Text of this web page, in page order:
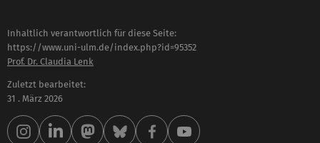
Inhaltlich verantwortlich für diese Seite:
https://www.uni-ulm.de/index.php?id=95352
Prof. Dr. Claudia Lenk
Zuletzt bearbeitet:
31 . März 2026